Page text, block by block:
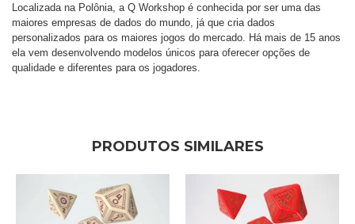
Localizada na Polônia, a Q Workshop é conhecida por ser uma das
maiores empresas de dados do mundo, já que cria dados
personalizados para os maiores jogos do mercado. Há mais de 15 anos
ela vem desenvolvendo modelos únicos para oferecer opções de
qualidade e diferentes para os jogadores.
PRODUTOS SIMILARES